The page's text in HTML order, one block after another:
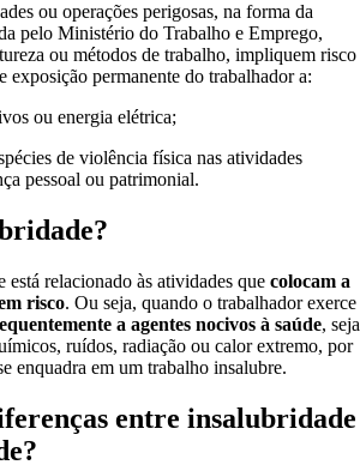
ou operações perigosas, na forma da
pelo Ministério do Trabalho e Emprego,
ou métodos de trabalho, impliquem risco
exposição permanente do trabalhador a:
ou energia elétrica;
de violência física nas atividades
pessoal ou patrimonial.
está relacionado às atividades que colocam a
risco. Ou seja, quando o trabalhador exerce
a agentes nocivos à saúde, seja
ruídos, radiação ou calor extremo, por
enquadra em um trabalho insalubre.
entre insalubridade